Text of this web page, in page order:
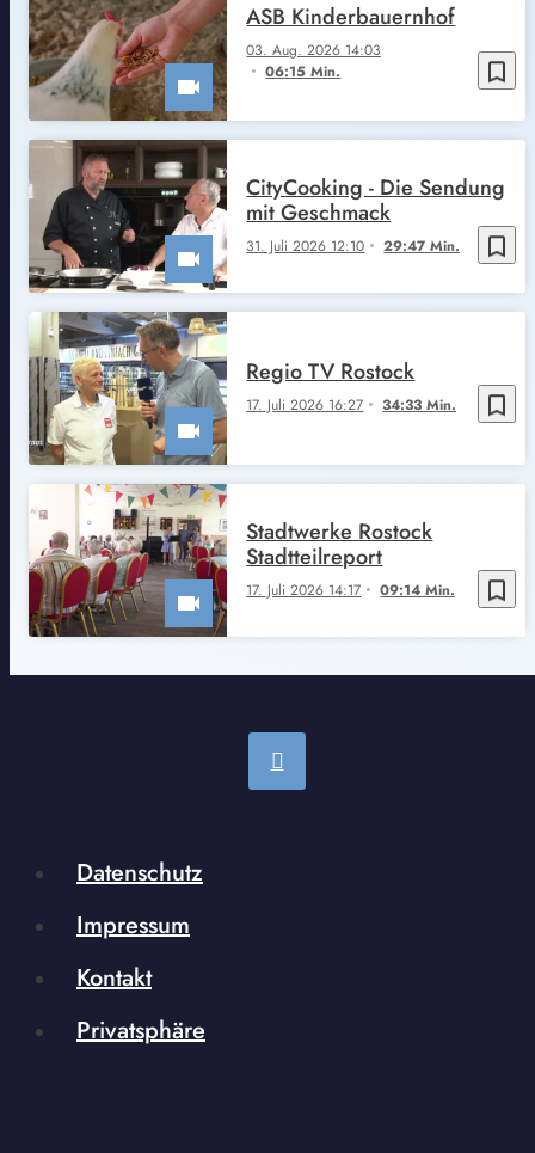
bookmark_border
03. Aug. 2026 14:03
06:15 Min.
ASB Kinderbauernhof
bookmark_border
31. Juli 2026 12:10 29:47 Min.
CityCooking - Die Sendung
mit Geschmack
bookmark_border
17. Juli 2026 16:27 34:33 Min.
Regio TV Rostock
bookmark_border
17. Juli 2026 14:17 09:14 Min.
Stadtwerke Rostock
Stadtteilreport
Datenschutz
Impressum
Kontakt
Privatsphäre